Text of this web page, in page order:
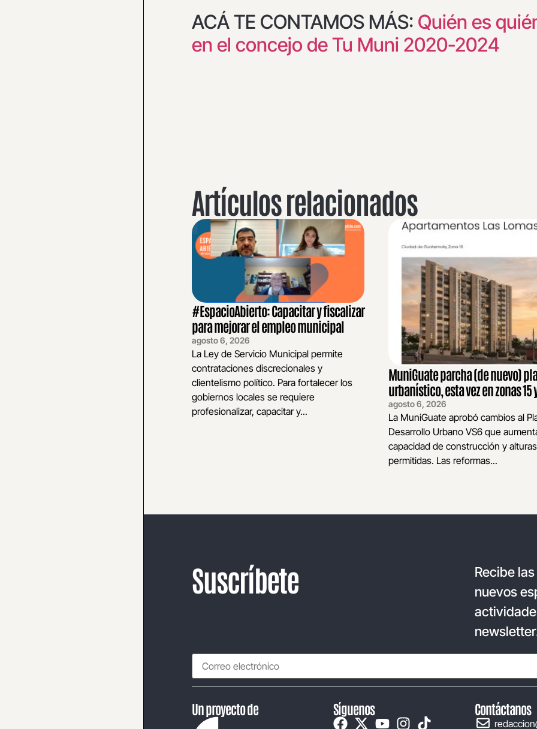
ACÁ TE CONTAMOS MÁS: Quién es
en el concejo de Tu Muni 2020-2024
Artículos relacionados
#EspacioAbierto: Capacitar y fiscalizar
para mejorar el empleo municipal
agosto 6, 2026
La Ley de Servicio Municipal permite
contrataciones discrecionales y
clientelismo político. Para fortalecer los
gobiernos locales se requiere
profesionalizar, capacitar y...
MuniGuate parcha (de nuevo)
urbanístico, esta vez en zonas 15
agosto 6, 2026
La MuniGuate aprobó cambios al
Desarrollo Urbano VS6 que
capacidad de construcción y alturas
permitidas. Las reformas...
Suscríbete
Recibe
nuevos
Un proyecto de Síguenos Contáctanos